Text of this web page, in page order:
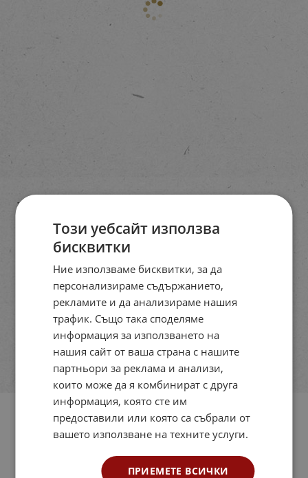
Този уебсайт използва
бисквитки
Ние използваме бисквитки, за да
персонализираме съдържанието,
рекламите и да анализираме нашия
трафик. Също така споделяме
информация за използването на
нашия сайт от ваша страна с нашите
партньори за реклама и анализи,
които може да я комбинират с друга
информация, която сте им
предоставили или която са събрали от
вашето използване на техните услуги.
ПРИЕМЕТЕ ВСИЧКИ